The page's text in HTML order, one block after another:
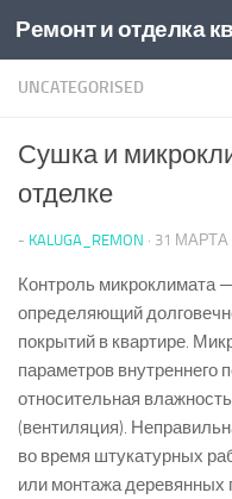
Перейти к
Ремонт и отделка
UNCATEGORISED
Сушка и
отделке
- KALUGA_REMON · 31 МАРТА
Контроль микроклимата
определяющий
покрытий в квартире.
параметров внутреннего
относительная
(вентиляция).
во время штукатурных
или монтажа деревянных